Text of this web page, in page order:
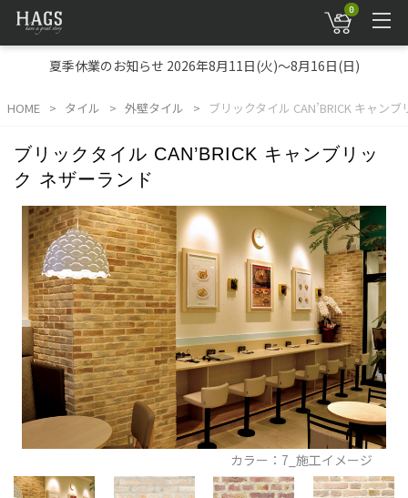
0
夏季休業のお知らせ 2026年8月11日(火)～8月16日(日)
HOME タイル 外壁タイル ブリックタイル CAN’BRICK キャン
ブリックタイル CAN’BRICK キャンブリッ
ク ネザーランド
カラー：7_施工イメージ